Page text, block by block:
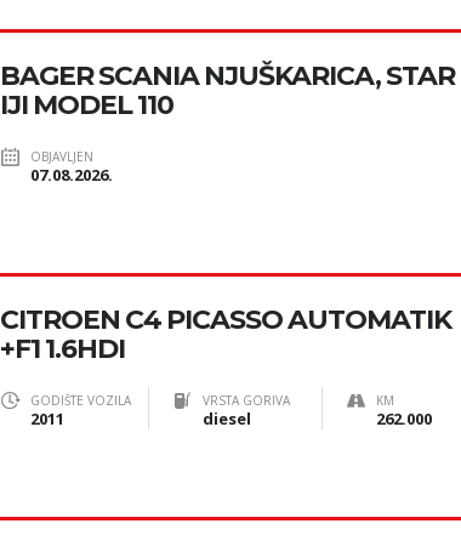
BAGER SCANIA NJUŠKARICA, STAR
IJI MODEL 110
OBJAVLJEN
07.08.2026.
CITROEN C4 PICASSO AUTOMATIK
+F1 1.6HDI
GODIŠTE VOZILA
2011
VRSTA GORIVA
diesel
KM
262.000